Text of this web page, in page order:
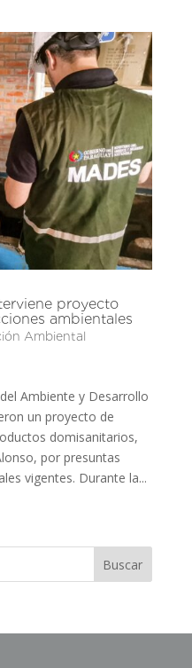
proyecto
ambientales
Ambiental
Ambiente y Desarrollo
un proyecto de
domisanitarios,
por presuntas
vigentes. Durante la...
Buscar